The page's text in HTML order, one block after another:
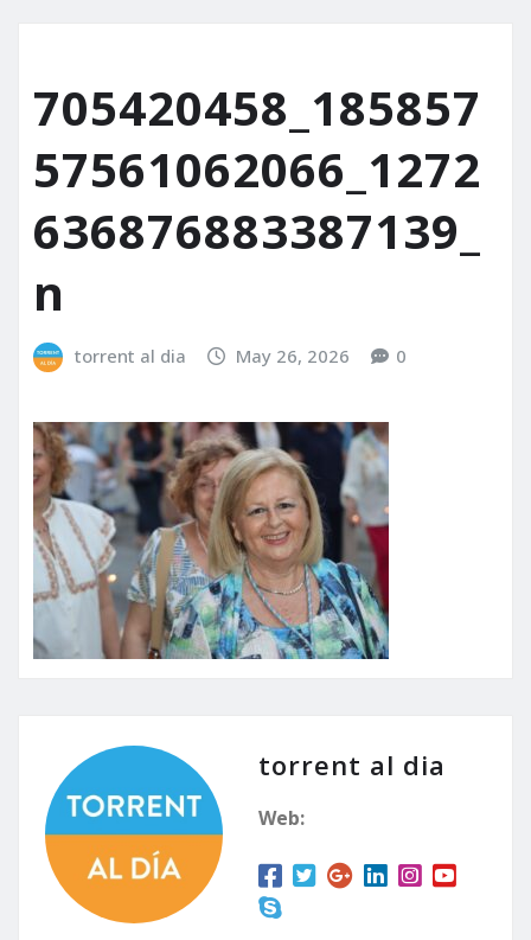
705420458_185857
57561062066_1272
636876883387139_
n
torrent al dia May 26, 2026 0
torrent al dia
Web: